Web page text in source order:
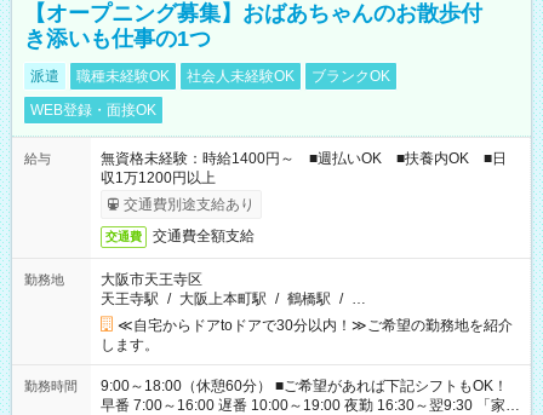
【オープニング募集】おばあちゃんのお散歩付
き添いも仕事の1つ
派遣 職種未経験OK 社会人未経験OK
ブランクOK
WEB登録・面接OK
給与
無資格未経験：時給1400円～ ■週払いOK ■扶養内OK ■日
収1万1200円以上
交通費別途支給あり
交通費 交通費全額支給
勤務地
大阪市天王寺区
天王寺駅 / 大阪上本町駅 / 鶴橋駅 / …
≪自宅からドアtoドアで30分以内！≫ご希望の勤務地を紹介
します。
勤務時間
9:00～18:00（休憩60分） ■ご希望があれば下記シフトもOK！
早番 7:00～16:00 遅番 10:00～19:00 夜勤 16:30～翌9:30 「家族